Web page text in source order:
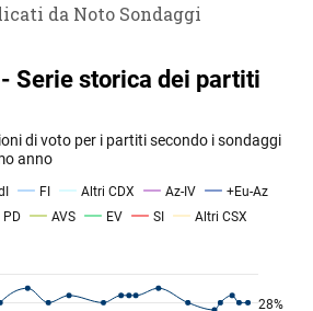
da Noto Sondaggi